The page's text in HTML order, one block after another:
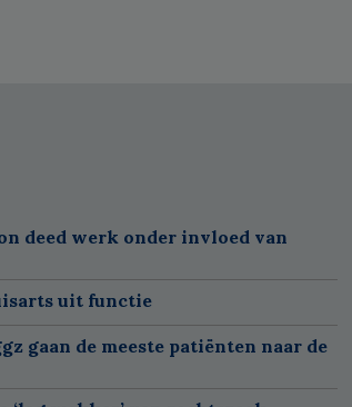
deed werk onder invloed van
uit functie
gaan de meeste patiënten naar de